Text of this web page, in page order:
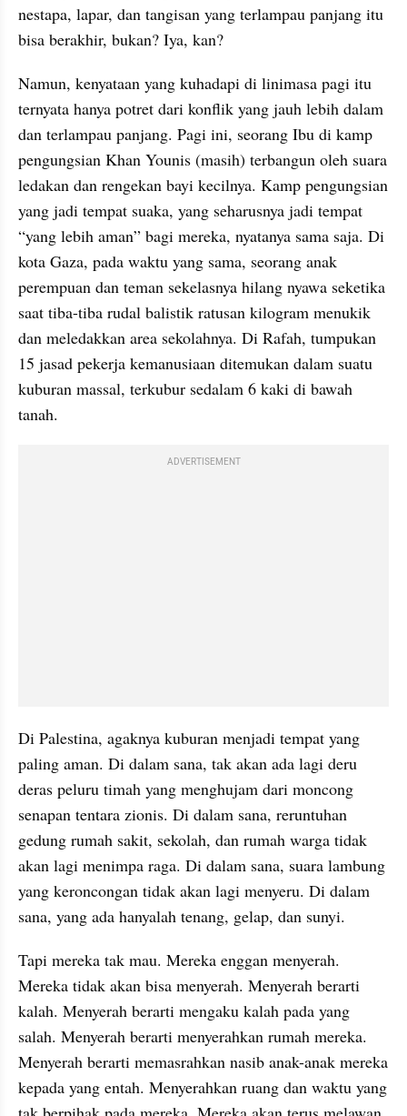
nestapa, lapar, dan tangisan yang terlampau panjang itu
bisa berakhir, bukan? Iya, kan?
Namun, kenyataan yang kuhadapi di linimasa pagi itu
ternyata hanya potret dari konflik yang jauh lebih dalam
dan terlampau panjang. Pagi ini, seorang Ibu di kamp
pengungsian Khan Younis (masih) terbangun oleh suara
ledakan dan rengekan bayi kecilnya. Kamp pengungsian
yang jadi tempat suaka, yang seharusnya jadi tempat
“yang lebih aman” bagi mereka, nyatanya sama saja. Di
kota Gaza, pada waktu yang sama, seorang anak
perempuan dan teman sekelasnya hilang nyawa seketika
saat tiba-tiba rudal balistik ratusan kilogram menukik
dan meledakkan area sekolahnya. Di Rafah, tumpukan
15 jasad pekerja kemanusiaan ditemukan dalam suatu
kuburan massal, terkubur sedalam 6 kaki di bawah
tanah.
ADVERTISEMENT
Di Palestina, agaknya kuburan menjadi tempat yang
paling aman. Di dalam sana, tak akan ada lagi deru
deras peluru timah yang menghujam dari moncong
senapan tentara zionis. Di dalam sana, reruntuhan
gedung rumah sakit, sekolah, dan rumah warga tidak
akan lagi menimpa raga. Di dalam sana, suara lambung
yang keroncongan tidak akan lagi menyeru. Di dalam
sana, yang ada hanyalah tenang, gelap, dan sunyi.
Tapi mereka tak mau. Mereka enggan menyerah.
Mereka tidak akan bisa menyerah. Menyerah berarti
kalah. Menyerah berarti mengaku kalah pada yang
salah. Menyerah berarti menyerahkan rumah mereka.
Menyerah berarti memasrahkan nasib anak-anak mereka
kepada yang entah. Menyerahkan ruang dan waktu yang